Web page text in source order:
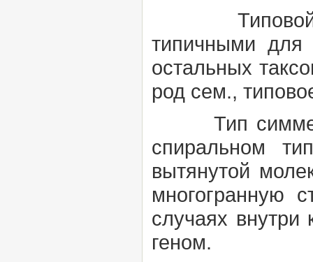
Типовой
типичными
остальных
род сем.,
Тип
спиральном
вытянутой
многогранную
случаях внутри
геном.